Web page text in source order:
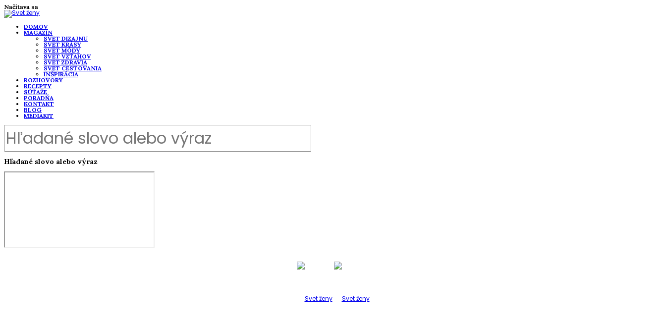
Načítava sa
DOMOV
MAGAZÍN
SVET DIZAJNU
SVET KRÁSY
SVET MÓDY
SVET VZŤAHOV
SVET ZDRAVIA
SVET CESTOVANIA
INŠPIRÁCIA
ROZHOVORY
RECEPTY
SÚŤAŽE
PORADŇA
KONTAKT
BLOG
MEDIAKIT
Hľadané slovo alebo výraz